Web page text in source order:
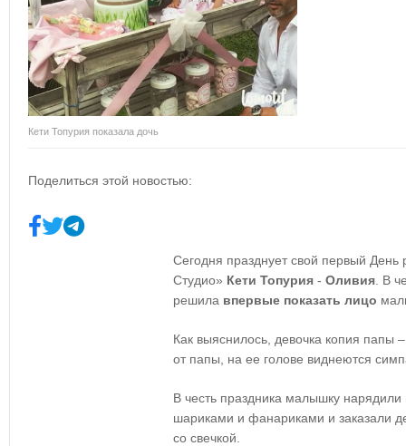
Кети Топурия показала дочь
Поделиться этой новостью:
Сегодня празднует свой первый
Студио» Кети Топурия - Оливия . В
решила впервые показать лицо
Как выяснилось, девочка копия папы
от папы, на ее голове виднеются
В честь праздника малышку нарядили
шариками и фанариками и заказали
со свечкой.